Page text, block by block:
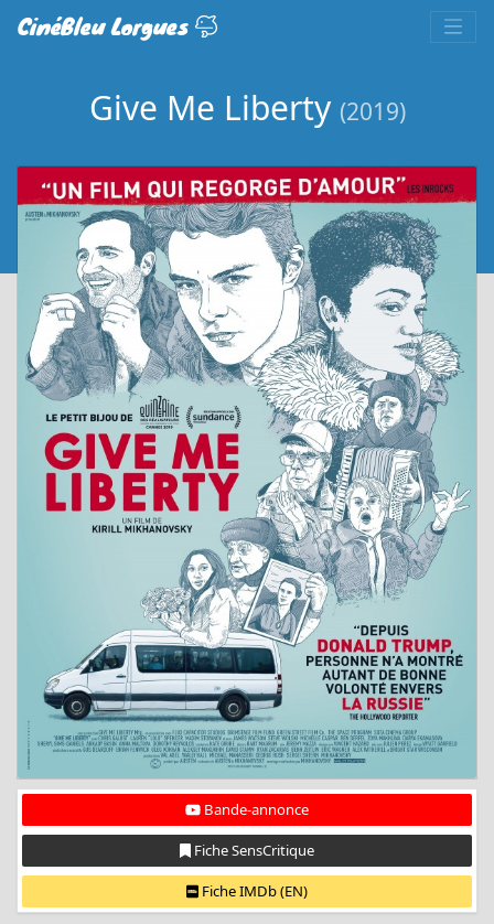
CinéBleu Lorgues
Give Me Liberty (2019)
Bande-annonce
Fiche SensCritique
Fiche IMDb (EN)